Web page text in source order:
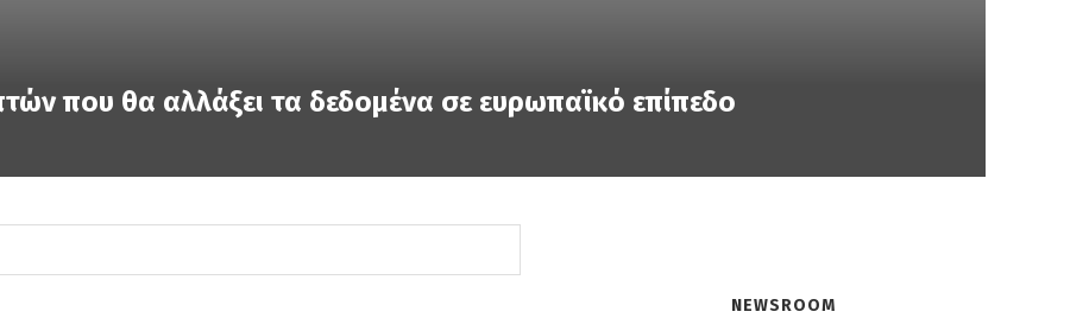
που θα αλλάξει τα δεδομένα σε ευρωπαϊκό επίπεδο
NEWSROOM